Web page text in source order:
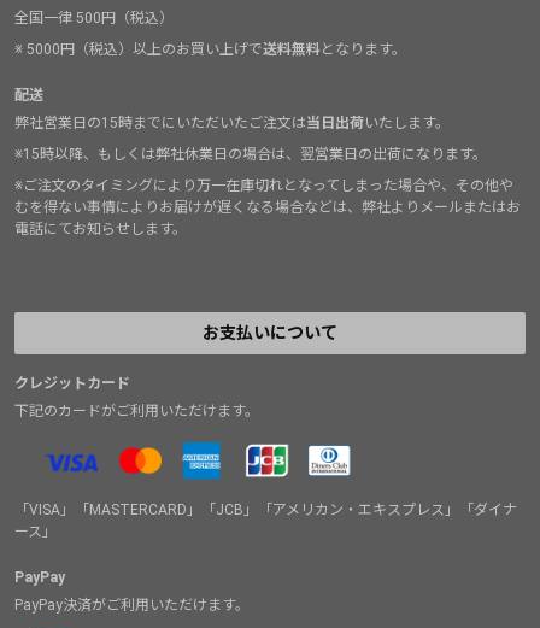
全国一律 500円（税込）
※ 5000円（税込）以上のお買い上げで送料無料となります。
配送
弊社営業日の15時までにいただいたご注文は当日出荷いたします。
※15時以降、もしくは弊社休業日の場合は、翌営業日の出荷になります。
※ご注文のタイミングにより万一在庫切れとなってしまった場合や、その他や
むを得ない事情によりお届けが遅くなる場合などは、弊社よりメールまたはお
電話にてお知らせします。
お支払いについて
クレジットカード
下記のカードがご利用いただけます。
「VISA」「MASTERCARD」「JCB」「アメリカン・エキスプレス」「ダイナ
ース」
PayPay
PayPay決済がご利用いただけます。